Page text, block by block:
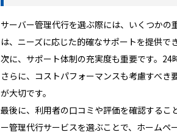
サーバー管理代行を選ぶ際には、いくつか
は、ニーズに応じた的確なサポートを提供でき
次に、サポート体制の充実度も重要です。24
さらに、コストパフォーマンスも考慮すべ
が大切です。
最後に、利用者の口コミや評価を確認する
ー管理代行サービスを選ぶことで、ホームペ